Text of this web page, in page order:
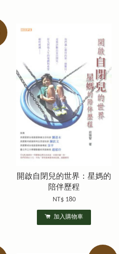
開啟自閉兒的世界：星媽的
陪伴歷程
NT$ 180
加入購物車